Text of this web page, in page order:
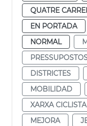
QUATRE
EN PORTADA
NORMAL
DISTRICTES
MOBILIDAD
XARXA CICLISTA
MEJORA